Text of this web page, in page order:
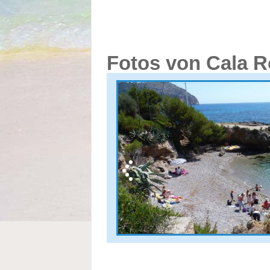
Fotos von Cala